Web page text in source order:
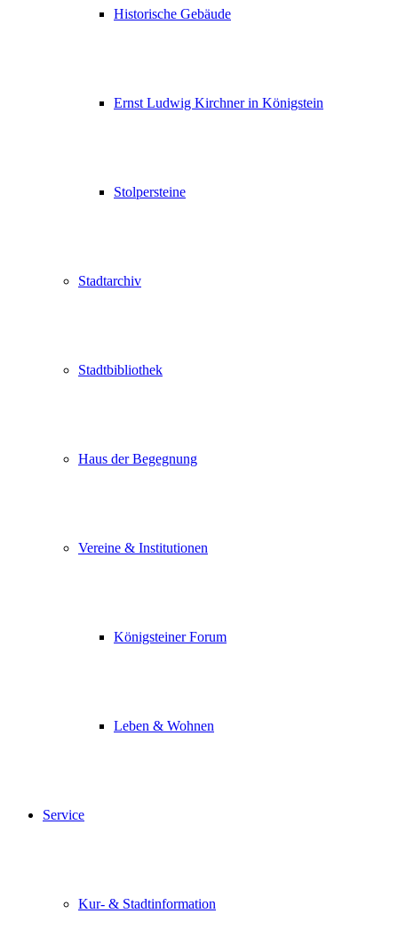
Historische Gebäude
Ernst Ludwig Kirchner in Königstein
Stolpersteine
Stadtarchiv
Stadtbibliothek
Haus der Begegnung
Vereine & Institutionen
Königsteiner Forum
Leben & Wohnen
Service
Kur- & Stadtinformation